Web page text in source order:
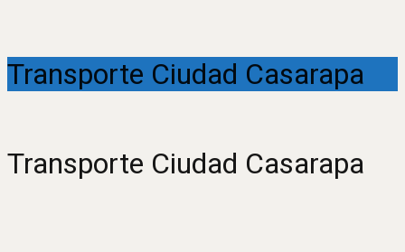
Transporte Ciudad Casarapa
Transporte Ciudad Casarapa